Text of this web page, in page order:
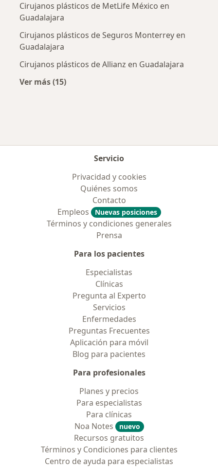
Cirujanos plásticos de MetLife México en
Guadalajara
Cirujanos plásticos de Seguros Monterrey en
Guadalajara
Cirujanos plásticos de Allianz en Guadalajara
Ver más (15)
Servicio
Privacidad y cookies
Quiénes somos
Contacto
Empleos
Nuevas posiciones
Términos y condiciones generales
Prensa
Para los pacientes
Especialistas
Clínicas
Pregunta al Experto
Servicios
Enfermedades
Preguntas Frecuentes
Aplicación para móvil
Blog para pacientes
Para profesionales
Planes y precios
Para especialistas
Para clínicas
Noa Notes
nuevo
Recursos gratuitos
Términos y Condiciones para clientes
Centro de ayuda para especialistas